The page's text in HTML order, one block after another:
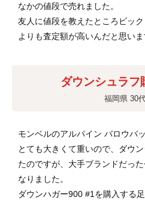
なかの値段で売れました。
友人に値段を教えたところビッ
よりも査定額が高いんだと思いま
ダウンシュラフ
福岡県 30
モンベルのアルパイン バロウバ
とても大きくて重いので、ダウ
たのですが、大手ブランドだっ
なりました。
ダウンハガー900 #1を購入する足